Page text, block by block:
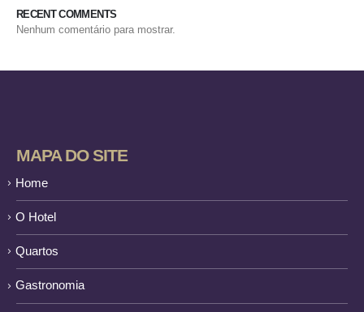
RECENT COMMENTS
Nenhum comentário para mostrar.
MAPA DO SITE
Home
O Hotel
Quartos
Gastronomia